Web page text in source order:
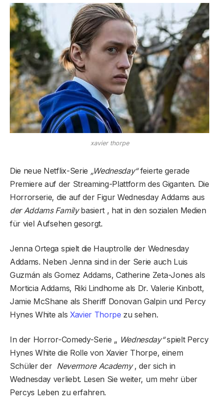
xavier thorpe
Die neue Netflix-Serie „Wednesday“feierte gerade
Premiere auf der Streaming-Plattform des Giganten. Die
Horrorserie, die auf der Figur Wednesday Addams aus
der Addams Familybasiert , hat in den sozialen Medien
für viel Aufsehen gesorgt.
Jenna Ortega spielt die Hauptrolle der Wednesday
Addams. Neben Jenna sind in der Serie auch Luis
Guzmán als Gomez Addams, Catherine Zeta-Jones als
Morticia Addams, Riki Lindhome als Dr. Valerie Kinbott,
Jamie McShane als Sheriff Donovan Galpin und Percy
Hynes White als Xavier Thorpe zu sehen.
In der Horror-Comedy-Serie „ Wednesday“spielt Percy
Hynes White die Rolle von Xavier Thorpe, einem
Schüler der Nevermore Academy, der sich in
Wednesday verliebt. Lesen Sie weiter, um mehr über
Percys Leben zu erfahren.